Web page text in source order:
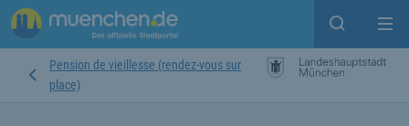
Open
Pension de vieillesse (rendez-vous sur
place)